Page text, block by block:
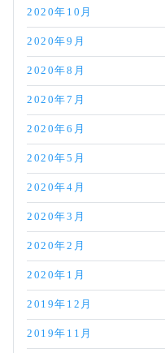
2020年10月
2020年9月
2020年8月
2020年7月
2020年6月
2020年5月
2020年4月
2020年3月
2020年2月
2020年1月
2019年12月
2019年11月